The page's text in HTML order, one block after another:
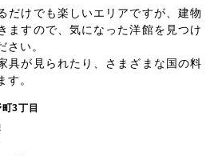
だけでも楽しいエリアですが、建物
ますので、気になった洋館を見つけ
さい。
具が見られたり、さまざまな国の料
す。
3丁目